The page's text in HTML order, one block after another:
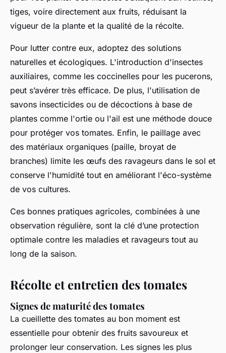
tiges, voire directement aux fruits, réduisant la
vigueur de la plante et la qualité de la récolte.
Pour lutter contre eux, adoptez des solutions
naturelles et écologiques. L'introduction d'insectes
auxiliaires, comme les coccinelles pour les pucerons,
peut s’avérer très efficace. De plus, l'utilisation de
savons insecticides ou de décoctions à base de
plantes comme l'ortie ou l'ail est une méthode douce
pour protéger vos tomates. Enfin, le paillage avec
des matériaux organiques (paille, broyat de
branches) limite les œufs des ravageurs dans le sol et
conserve l'humidité tout en améliorant l'éco-système
de vos cultures.
Ces bonnes pratiques agricoles, combinées à une
observation régulière, sont la clé d’une protection
optimale contre les maladies et ravageurs tout au
long de la saison.
Récolte et entretien des tomates
Signes de maturité des tomates
La cueillette des tomates au bon moment est
essentielle pour obtenir des fruits savoureux et
prolonger leur conservation. Les signes les plus